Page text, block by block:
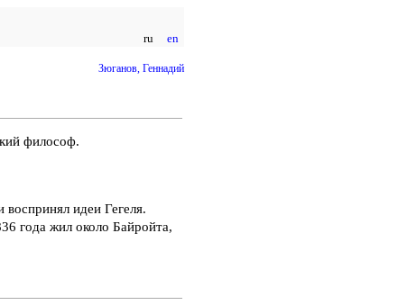
ru en
Зюганов, Геннадий
философ.
воспринял идеи Гегеля.
года жил около Байройта,